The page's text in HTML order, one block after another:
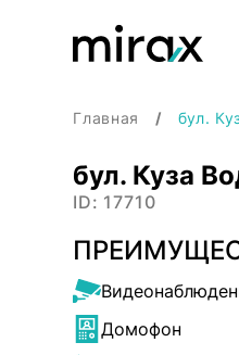
Главная бул.
бул. Куза
ID: 17710
Домофон